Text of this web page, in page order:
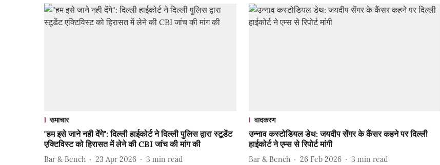
समाचार
"हम इसे जाने नही देंगे": दिल्ली हाईकोर्ट ने दिल्ली पुलिस द्वारा स्टूडेंट
एक्टिविस्ट को हिरासत में लेने की CBI जांच की मांग की
Bar & Bench 23 Apr 2026 3 min read
वादकरण
उन्नाव कस्टोडियल डेथ: जयदीप सेंगर के कैंसर कहने पर दिल्ली
हाईकोर्ट ने एम्स से रिपोर्ट मांगी
Bar & Bench 26 Feb 2026 3 min read